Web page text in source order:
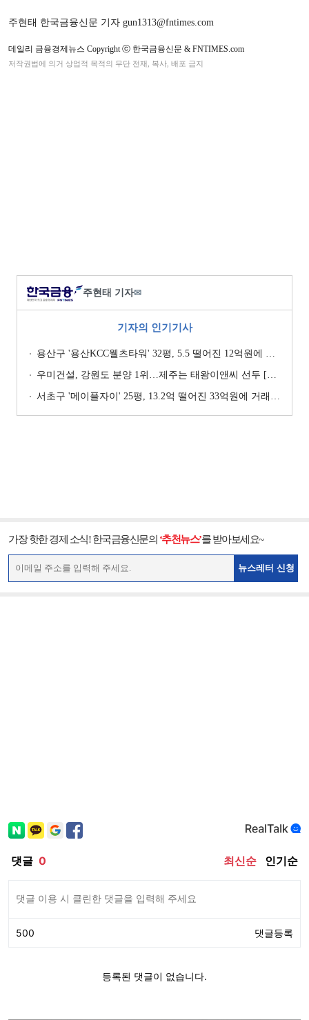
주현태 한국금융신문 기자 gun1313@fntimes.com
데일리 금융경제뉴스 Copyright ⓒ 한국금융신문 & FNTIMES.com
저작권법에 의거 상업적 목적의 무단 전재, 복사, 배포 금지
주현태 기자✉
기자의 인기기사
용산구 '용산KCC웰츠타워' 32평, 5.5 떨어진 12억원에 거래 [일일 하락가]
우미건설, 강원도 분양 1위…제주는 태왕이앤씨 선두 [이 지역 분양왕-강원·제주]
서초구 '메이플자이' 25평, 13.2억 떨어진 33억원에 거래 [일일 하락가]
가장 핫한 경제 소식! 한국금융신문의 ‘추천뉴스’를 받아보세요~
뉴스레터 신청